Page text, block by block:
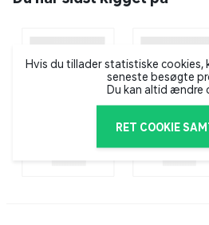
Farve: Sort og orange
Størrelse: Længde 15
Model nr. 211-811
Hvis du tillader statistiske cookies,
seneste besøgte
Du kan altid ændre
RET COOKIE